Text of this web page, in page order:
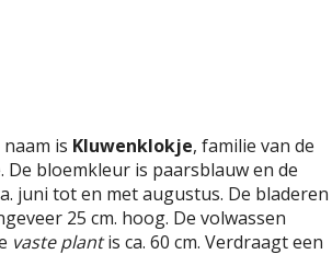
is Kluwenklokje, familie van de
De bloemkleur is paarsblauw en de
juni tot en met augustus. De bladeren
25 cm. hoog. De volwassen
vaste plantis ca. 60 cm. Verdraagt een